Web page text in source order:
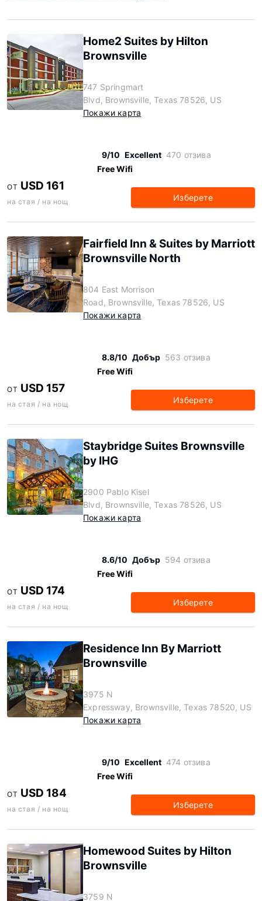
Home2 Suites by Hilton
Brownsville
747 Springmart
Blvd, Brownsville, Texas 78526, US
Покажи карта
9/10 Excellent 470 отзива
Free Wifi
ОТ USD 161
на стая / на нощ Изберете
Fairfield Inn & Suites by Marriott
Brownsville North
804 East Morrison
Road, Brownsville, Texas 78526, US
Покажи карта
8.8/10 Добър 563 отзива
Free Wifi
ОТ USD 157
на стая / на нощ Изберете
Staybridge Suites Brownsville
by IHG
2900 Pablo Kisel
Blvd, Brownsville, Texas 78526, US
Покажи карта
8.6/10 Добър 594 отзива
Free Wifi
ОТ USD 174
на стая / на нощ Изберете
Residence Inn By Marriott
Brownsville
3975 N
Expressway, Brownsville, Texas 78520, US
Покажи карта
9/10 Excellent 474 отзива
Free Wifi
ОТ USD 184
на стая / на нощ Изберете
Homewood Suites by Hilton
Brownsville
3759 N